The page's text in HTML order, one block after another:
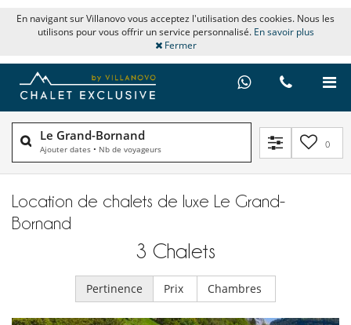
En navigant sur Villanovo vous acceptez l'utilisation des cookies. Nous les
utilisons pour vous offrir un service personnalisé. En savoir plus
Fermer
Le Grand-Bornand
Ajouter dates • Nb de voyageurs 0
Location de chalets de luxe Le Grand-
Bornand
3 Chalets
Pertinence Prix Chambres